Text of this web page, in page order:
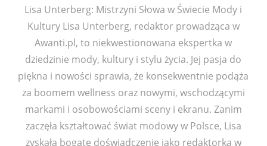
Lisa Unterberg: Mistrzyni Słowa w Świecie Mody i
Kultury Lisa Unterberg, redaktor prowadząca w
Awanti.pl, to niekwestionowana ekspertka w
dziedzinie mody, kultury i stylu życia. Jej pasja do
piękna i nowości sprawia, że konsekwentnie podąża
za boomem wellness oraz nowymi, wschodzącymi
markami i osobowościami sceny i ekranu. Zanim
zaczęła kształtować świat modowy w Polsce, Lisa
zyskała bogate doświadczenie jako redaktorka w